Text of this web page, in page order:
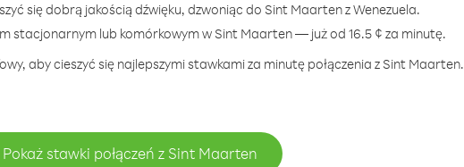
się dobrą jakością dźwięku, dzwoniąc do Sint Maarten z Wenezuela.
stacjonarnym lub komórkowym w Sint Maarten — już od 16.5 ¢ za minutę.
aby cieszyć się najlepszymi stawkami za minutę połączenia z Sint Maarten.
Pokaż stawki połączeń z Sint Maarten